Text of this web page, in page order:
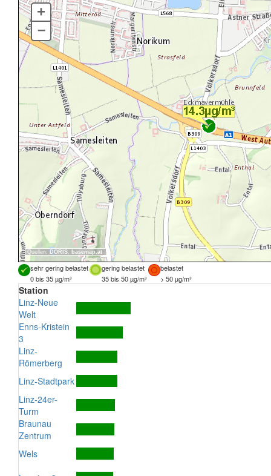
Quellen: DORIS, basemap.at
+
–
sehr gering belastet gering belastet
belastet
0 bis 35 µg/m³
35 bis 50 µg/m³ > 50 µg/m³
Station
Linz-Neue
Welt
Enns-Kristein
3
Linz-
Römerberg
Linz-Stadtpark
Linz-24er-
Turm
Braunau
Zentrum
Wels